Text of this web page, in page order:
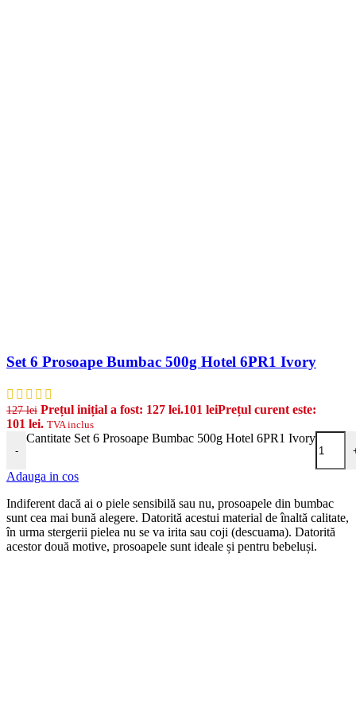
Set 6 Prosoape Bumbac 500g Hotel 6PR1 Ivory
127lei Prețul inițial a fost: 127 lei.101 leiPrețul curent este:
101 lei. TVA inclus
-
Cantitate Set 6 Prosoape Bumbac 500g Hotel 6PR1 Ivory
Adauga in cos
Indiferent dacă ai o piele sensibilă sau nu, prosoapele din bumbac
sunt cea mai bună alegere. Datorită acestui material de înaltă calitate,
în urma stergerii pielea nu se va irita sau coji (descuama). Datorită
acestor două motive, prosoapele sunt ideale și pentru bebeluși.